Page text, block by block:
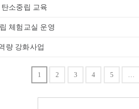
소중립 교육
체험교실 운영
량 강화사업
1 2 3 4 5 …